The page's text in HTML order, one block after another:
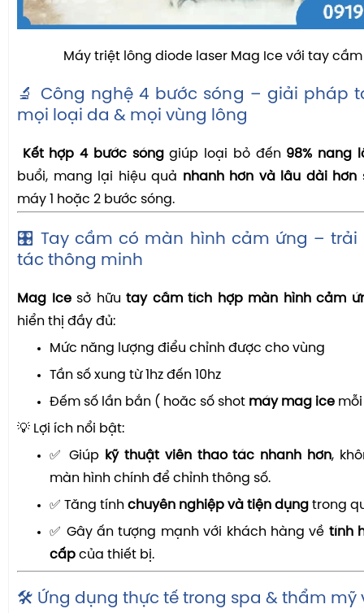
Máy triệt lông diode laser Mag Ice với tay
🔬 Công nghệ 4 bước sóng – giải pháp
mọi loại da & mọi vùng lông
Kết hợp 4 bước sónggiúp loại bỏ đến 98% nang
buổi, mang lại hiệu quả nhanh hơn và lâu dài hơn
máy 1 hoặc 2 bước sóng.
🎛️ Tay cầm có màn hình cảm ứng – trải
tác thông minh
Mag Icesở hữu tay cầm tích hợp màn hình cảm
hiển thị đầy đủ:
Mức năng lượng điểu chỉnh được cho vùng
Tần số xung từ 1hz đến 10hz
Đếm số lần bắn ( hoăc số shot máy mag ice
💡 Lợi ích nổi bật:
✅ Giúp kỹ thuật viên thao tác nhanh hơn,
màn hình chính để chỉnh thông số.
✅ Tăng tính chuyên nghiệp và tiện dụng trong
✅ Gây ấn tượng mạnh với khách hàng về tính
cấp của thiết bị.
🛠️ Ứng dụng thực tế trong spa & thẩm mỹ